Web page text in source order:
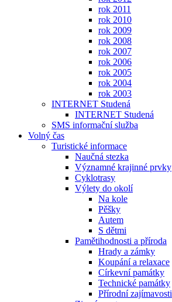
rok 2011
rok 2010
rok 2009
rok 2008
rok 2007
rok 2006
rok 2005
rok 2004
rok 2003
INTERNET Studená
INTERNET Studená
SMS informační služba
Volný čas
Turistické informace
Naučná stezka
Významné krajinné prvky
Cyklotrasy
Výlety do okolí
Na kole
Pěšky
Autem
S dětmi
Pamětihodnosti a příroda
Hrady a zámky
Koupání a relaxace
Církevní památky
Technické památky
Přírodní zajímavosti